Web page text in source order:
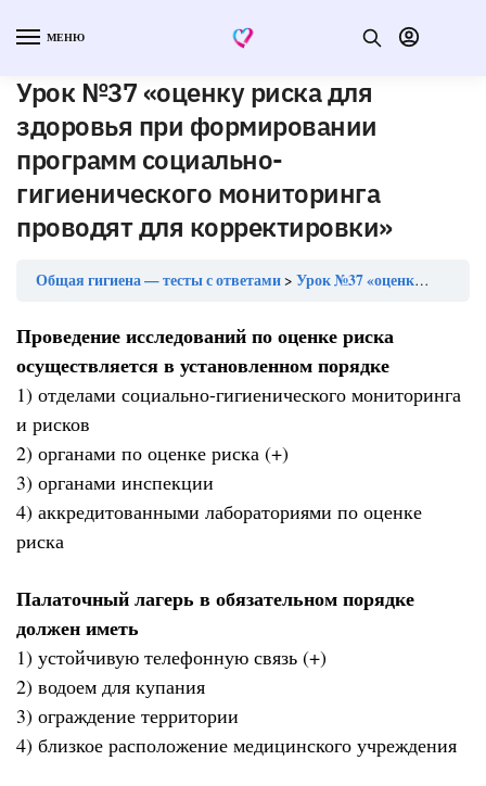
МЕНЮ
Урок №37 «оценку риска для
здоровья при формировании
программ социально-
гигиенического мониторинга
проводят для корректировки»
Общая гигиена — тесты с ответами Урок №37 «оценку риска для здоровья при формировании программ социально-гигиенического мониторинга проводят для корректировки»
Проведение исследований по оценке риска
осуществляется в установленном порядке
1) отделами социально-гигиенического мониторинга
и рисков
2) органами по оценке риска (+)
3) органами инспекции
4) аккредитованными лабораториями по оценке
риска
Палаточный лагерь в обязательном порядке
должен иметь
1) устойчивую телефонную связь (+)
2) водоем для купания
3) ограждение территории
4) близкое расположение медицинского учреждения